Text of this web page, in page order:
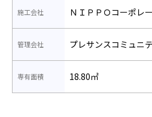
施工会社 ＮＩＰＰＯコーポレ
管理会社 プレサンスコミュニ
専有面積 18.80㎡